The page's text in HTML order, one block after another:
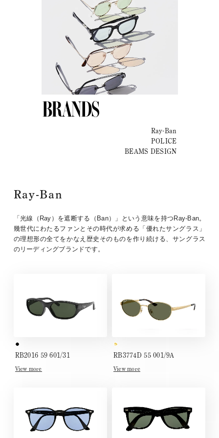
BRANDS
Ray-Ban
POLICE
BEAMS DESIGN
Ray-Ban
「光線（Ray）を遮断する（Ban）」という意味を持つRay-Ban。
幾世代にわたるファンとその時代が求める「優れたサングラス」
の理想形の全てをかなえ歴史そのものを作り続ける、サングラス
のリーディングブランドです。
RB2016 59 601/31
View more
RB3774D 55 001/9A
View more